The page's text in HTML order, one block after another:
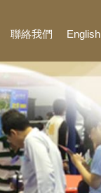
聯絡我們 English